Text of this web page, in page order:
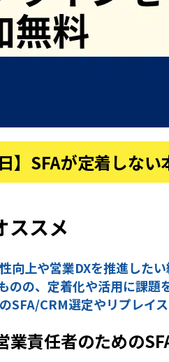
】SFAが定着しな
ススメ
向上や営業DXを推進した
のの、定着化や活用に課題
SFA/CRM選定やリプレイ
業責任者のための